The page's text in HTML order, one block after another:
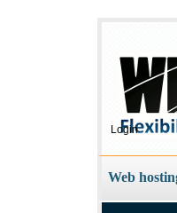
Login
Web